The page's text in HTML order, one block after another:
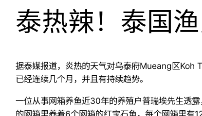
泰热辣！泰国
据泰媒报道，炎热的天气对乌泰府Mueang区Koh
已经连续几个月，并且有持续趋势。
一位从事网箱养鱼近30年的养殖户普瑞埃先生透
的网箱里养着6个网箱的红宝石鱼，每个网箱里有